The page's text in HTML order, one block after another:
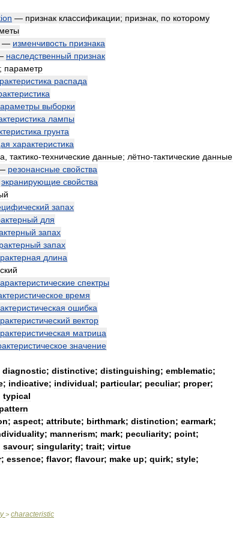
— признак классификации; признак по которому
— изменчивость признака
наследственный признак
; параметр
распада
выборки
лампы
грунта
характеристика
тактико-технические данные; лётно-тактические данные
резонансные свойства
экранирующие свойства
запах
для
запах
запах
длина
спектры
время
ошибка
вектор
матрица
значение
diagnostic; distinctive; distinguishing; emblematic;
; indicative; individual; particular; peculiar; proper;
typical
pattern
; aspect; attribute; birthmark; distinction; earmark;
; mannerism; mark; peculiarity; point;
savour; singularity; trait; virtue
; essence; flavor; flavour; make up; quirk; style;
> characteristic